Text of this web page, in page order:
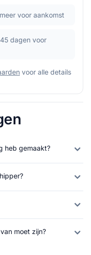
voor aankomst
dagen voor
voor alle details
heb gemaakt?
moet zijn?